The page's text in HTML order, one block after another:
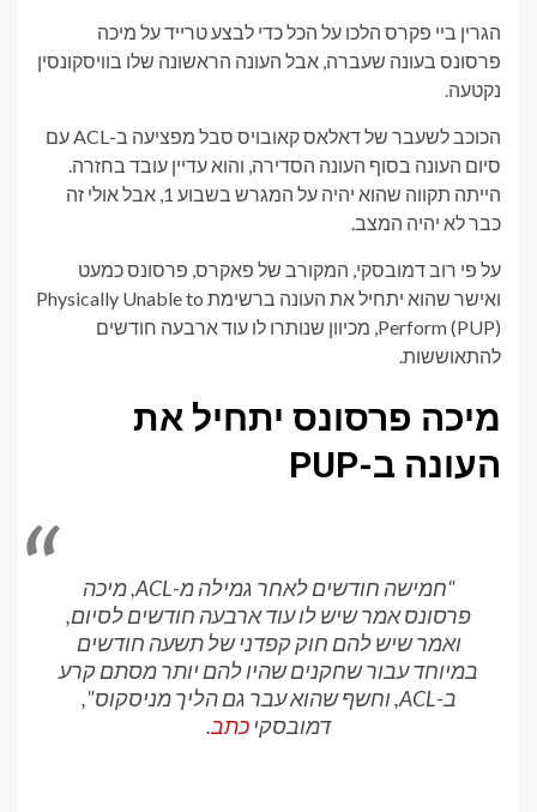
הגרין ביי פקרס הלכו על הכל כדי לבצע טרייד על מיכה
פרסונס בעונה שעברה, אבל העונה הראשונה שלו בוויסקונסין
נקטעה.
הכוכב לשעבר של דאלאס קאובויס סבל מפציעה ב-ACL עם
סיום העונה בסוף העונה הסדירה, והוא עדיין עובד בחזרה.
הייתה תקווה שהוא יהיה על המגרש בשבוע 1, אבל אולי זה
כבר לא יהיה המצב.
על פי רוב דמובסקי, המקורב של פאקרס, פרסונס כמעט
ואישר שהוא יתחיל את העונה ברשימת Physically Unable to
Perform (PUP), מכיוון שנותרו לו עוד ארבעה חודשים
להתאוששות.
מיכה פרסונס יתחיל את
העונה ב-PUP
"חמישה חודשים לאחר גמילה מ-ACL, מיכה
פרסונס אמר שיש לו עוד ארבעה חודשים לסיום,
ואמר שיש להם חוק קפדני של תשעה חודשים
במיוחד עבור שחקנים שהיו להם יותר מסתם קרע
ב-ACL, וחשף שהוא עבר גם הליך מניסקוס",
דמובסקיכתב.